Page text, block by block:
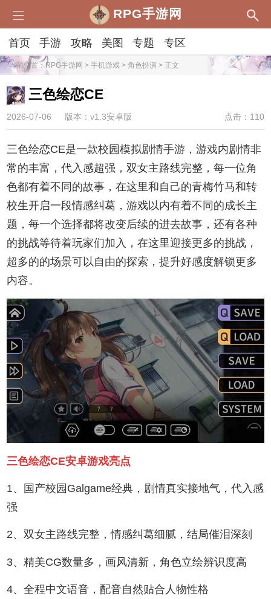
RPG手游网
首页 手游 攻略 美图 专题 专区
当前位置：RPG手游网 > 手机游戏 > 角色扮演 > 正文
三色绘恋CE
2026-07-06 版本：v1.3安卓版 点击：110
三色绘恋CE是一款校园模拟剧情手游，游戏内剧情非
常的丰富，代入感超强，双女主路线完整，每一位角
色都有着不同的故事，在这里和自己的青梅竹马和转
校生开启一段情感纠葛，游戏以内有着不同的成长主
题，每一个选择都将改变后续的进去故事，还有各种
的挑战等待着玩家们加入，在这里迎接更多的挑战，
超多的的场景可以自由的探索，提升好感度解锁更多
内容。
三色绘恋CE安卓游戏亮点
1、国产校园Galgame经典，剧情真实接地气，代入感
强
2、双女主路线完整，情感纠葛细腻，结局催泪深刻
3、精美CG数量多，画风清新，角色立绘辨识度高
4、全程中文语音，配音自然贴合人物性格